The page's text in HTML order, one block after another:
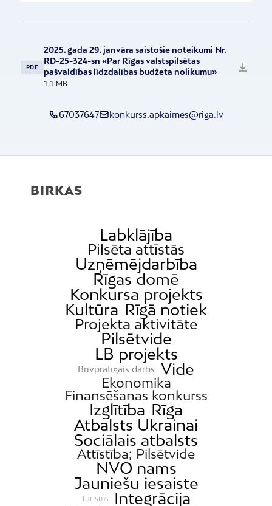
PDF
2025. gada 29. janvāra saistošie noteikumi Nr.
RD-25-324-sn «Par Rīgas valstspilsētas
pašvaldības līdzdalības budžeta nolikumu»
1.1 MB
67037647 konkurss.apkaimes@riga.lv
BIRKAS
Labklājība
Pilsēta attīstās
Uzņēmējdarbība
Rīgas domē
Konkursa projekts
Kultūra Rīgā notiek
Projekta aktivitāte
Pilsētvide
LB projekts
Brīvprātīgais darbs Vide
Ekonomika
Finansēšanas konkurss
Izglītība Rīga
Atbalsts Ukrainai
Sociālais atbalsts
Attīstība; Pilsētvide
NVO nams
Jauniešu iesaiste
Tūrisms
Integrācija